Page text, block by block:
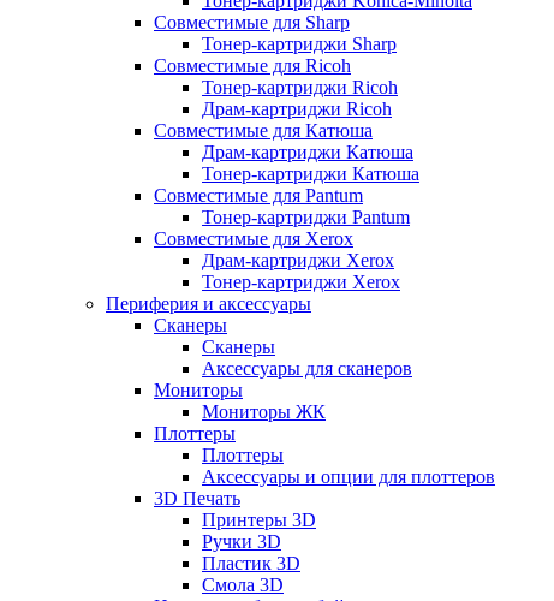
Совместимые для Sharp
Тонер-картриджи Sharp
Совместимые для Ricoh
Тонер-картриджи Ricoh
Драм-картриджи Ricoh
Совместимые для Катюша
Драм-картриджи Катюша
Тонер-картриджи Катюша
Совместимые для Pantum
Тонер-картриджи Pantum
Совместимые для Xerox
Драм-картриджи Xerox
Тонер-картриджи Xerox
Периферия и аксессуары
Сканеры
Сканеры
Аксессуары для сканеров
Мониторы
Мониторы ЖК
Плоттеры
Плоттеры
Аксессуары и опции для плоттеров
3D Печать
Принтеры 3D
Ручки 3D
Пластик 3D
Смола 3D